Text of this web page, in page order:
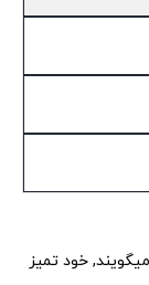
خود تمیز